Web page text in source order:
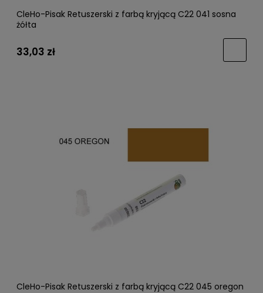
CleHo-Pisak Retuszerski z farbą kryjącą C22 041 sosna
żółta
33,03 zł
CleHo-Pisak Retuszerski z farbą kryjącą C22 045 oregon